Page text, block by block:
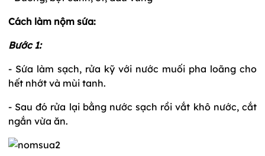
Cách làm nộm sứa:
Bước 1:
- Sứa làm sạch, rửa kỹ với nước muối pha loãng cho
hết nhớt và mùi tanh.
- Sau đó rửa lại bằng nước sạch rồi vắt khô nước, cắt
ngắn vừa ăn.